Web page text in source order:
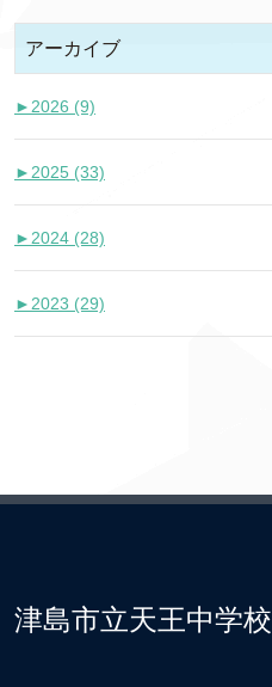
アーカイブ
► 2026 (9)
► 2025 (33)
► 2024 (28)
► 2023 (29)
津島市立天王中学校